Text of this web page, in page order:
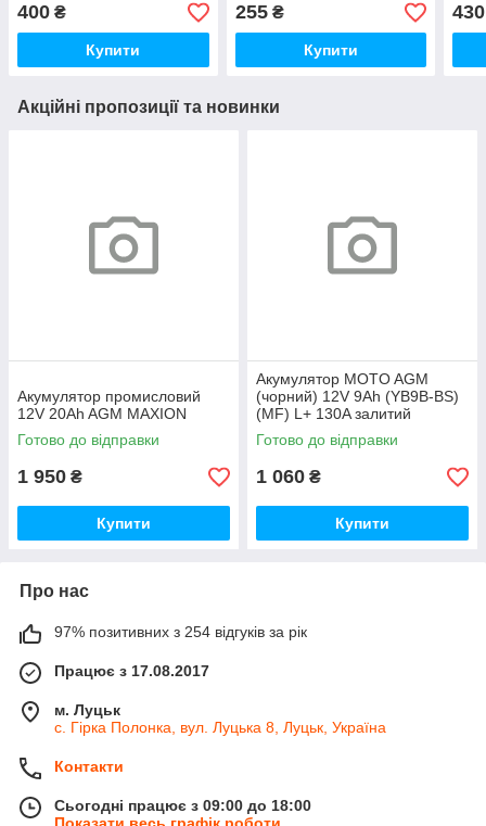
400 ₴
Купити
255₴
Купити
430
Акційні пропозиції та новинки
Акумулятор промисловий
12V 20Ah AGM MAXION
Готово до відправки
1 950 ₴
Купити
Акумулятор MOTO AGM
(чорний) 12V 9Ah (YB9B-ВS)
(MF) L+ 130A залитий
Готово до відправки
1 060 ₴
Купити
Про нас
97% позитивних з 254 відгуків за рік
Працює з 17.08.2017
м. Луцьк
с. Гірка Полонка, вул. Луцька 8, Луцьк, Україна
Контакти
Сьогодні працює з 09:00 до 18:00